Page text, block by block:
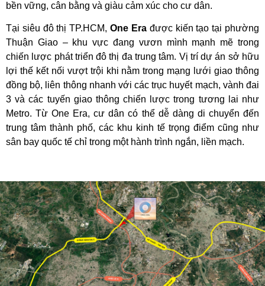
bền vững, cân bằng và giàu cảm xúc cho cư dân.
Tại siêu đô thị TP.HCM,One Erađược kiến tạo tại phường
Thuận Giao – khu vực đang vươn mình mạnh mẽ trong
chiến lược phát triển đô thị đa trung tâm. Vị trí dự án sở hữu
lợi thế kết nối vượt trội khi nằm trong mạng lưới giao thông
đồng bộ, liên thông nhanh với các trục huyết mạch, vành đai
3 và các tuyến giao thông chiến lược trong tương lai như
Metro. Từ One Era, cư dân có thể dễ dàng di chuyển đến
trung tâm thành phố, các khu kinh tế trọng điểm cũng như
sân bay quốc tế chỉ trong một hành trình ngắn, liền mạch.